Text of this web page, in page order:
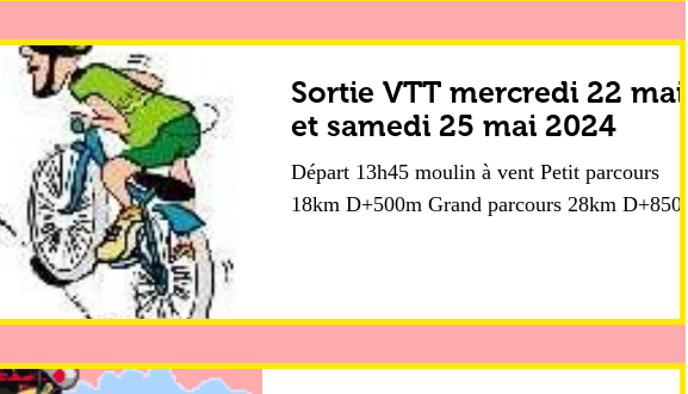
Sortie VTT mercredi 22 mai
et samedi 25 mai 2024
Départ 13h45 moulin à vent Petit parcours
18km D+500m Grand parcours 28km D+850m